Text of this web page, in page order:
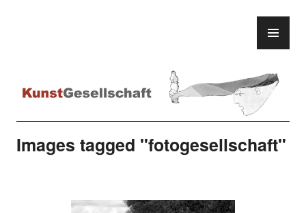
Images tagged "fotogesellschaft"